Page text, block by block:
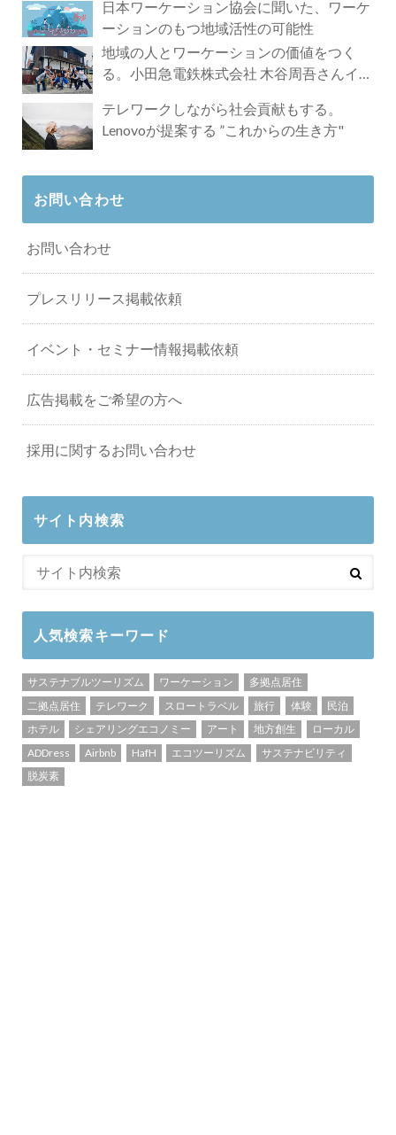
日本ワーケーション協会に聞いた、ワーケ
ーションのもつ地域活性の可能性
地域の人とワーケーションの価値をつく
る。小田急電鉄株式会社 木谷周吾さんイン
テレワークしながら社会貢献もする。
Lenovoが提案する ”これからの生き方"
お問い合わせ
お問い合わせ
プレスリリース掲載依頼
イベント・セミナー情報掲載依頼
広告掲載をご希望の方へ
採用に関するお問い合わせ
サイト内検索
人気検索キーワード
サステナブルツーリズム ワーケーション
多拠点居住
二拠点居住
テレワーク スロートラベル 旅行 体験
民泊
ホテル
シェアリングエコノミー アート 地方創生
ローカル
ADDress
Airbnb HafH エコツーリズム
サステナビリティ
脱炭素